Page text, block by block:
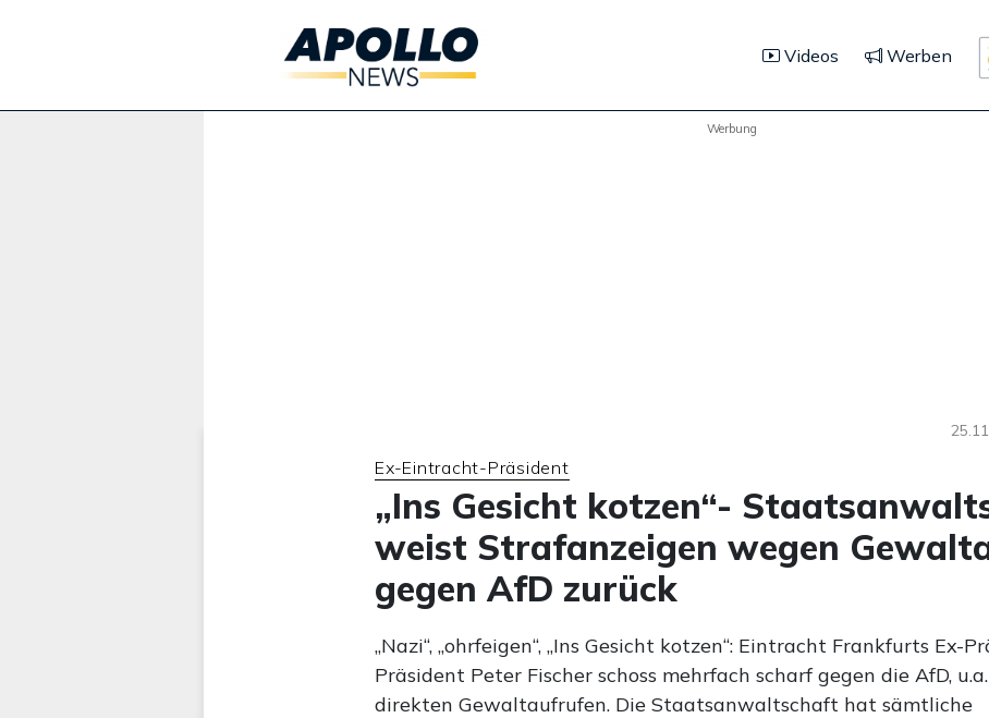
Videos Werben
Werbung
Ex-Eintracht-Präsident
„Ins Gesicht kotzen“-
weist Strafanzeigen wegen
gegen AfD zurück
„Nazi“, „ohrfeigen“, „Ins Gesicht kotzen“: Eintracht Frankfurts Ex-
Präsident Peter Fischer schoss mehrfach scharf gegen die AfD,
direkten Gewaltaufrufen. Die Staatsanwaltschaft hat sämtliche